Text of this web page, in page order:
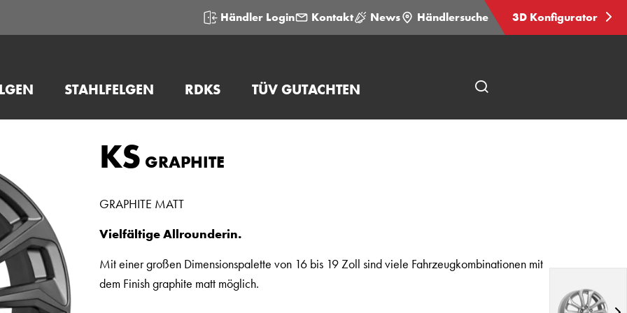
Händler Login Kontakt News Händlersuche 3D Konfigurator
STAHLFELGEN RDKS TÜV GUTACHTEN
KS GRAPHITE
GRAPHITE MATT
Vielfältige Allrounderin.
Mit einer großen Dimensionspalette von 16 bis 19 Zoll sind viele Fahrzeugkombinationen mit
dem Finish graphite matt möglich.